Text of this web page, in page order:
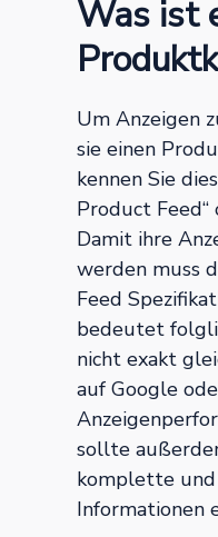
Was ist
Um Anzeigen
sie einen
kennen Sie
Product Feed“
Damit ihre
werden muss
Feed
bedeutet
nicht exakt
auf Google
sollte
komplette
Informationen